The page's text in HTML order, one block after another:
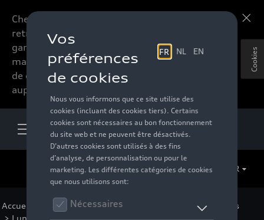
Chers accessoires-lovers,
retrouvez dorénavant toute la
gamme d’accessoires de votre
marque préférée sous forme
de catalogue à commander
auprès de votre distributeur.
FR
Accueil Pour vous >Business Collection
Accessoires
> Lunettes de soleil > Détail
Cookies